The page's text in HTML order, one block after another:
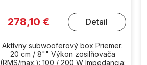
278,10 € Detail
Aktívny subwooferový box Priemer:
20 cm / 8"" Výkon zosilňovača
(RMS/max.): 100 / 200 W Impedancia: